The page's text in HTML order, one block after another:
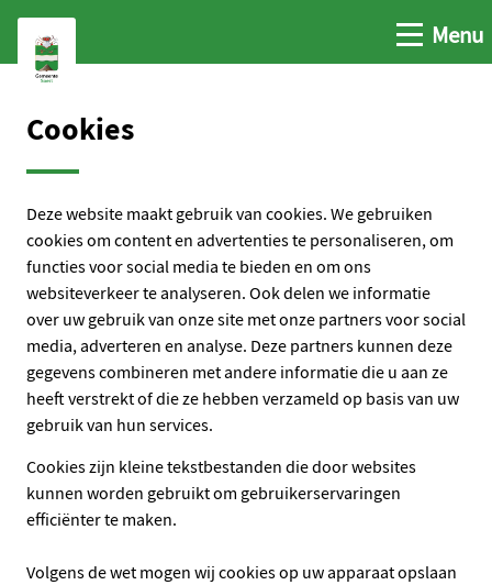
Ga naar de hoofdinhoud
Ga naar de homepage
OpenMenu
Cookies
Deze website maakt gebruik van cookies. We gebruiken
cookies om content en advertenties te personaliseren, om
functies voor social media te bieden en om ons
websiteverkeer te analyseren. Ook delen we informatie
over uw gebruik van onze site met onze partners voor social
media, adverteren en analyse. Deze partners kunnen deze
gegevens combineren met andere informatie die u aan ze
heeft verstrekt of die ze hebben verzameld op basis van uw
gebruik van hun services.
Cookies zijn kleine tekstbestanden die door websites
kunnen worden gebruikt om gebruikerservaringen
efficiënter te maken.
Volgens de wet mogen wij cookies op uw apparaat opslaan